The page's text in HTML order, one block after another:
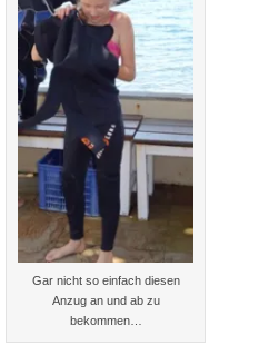
Gar nicht so einfach diesen
Anzug an und ab zu
bekommen…